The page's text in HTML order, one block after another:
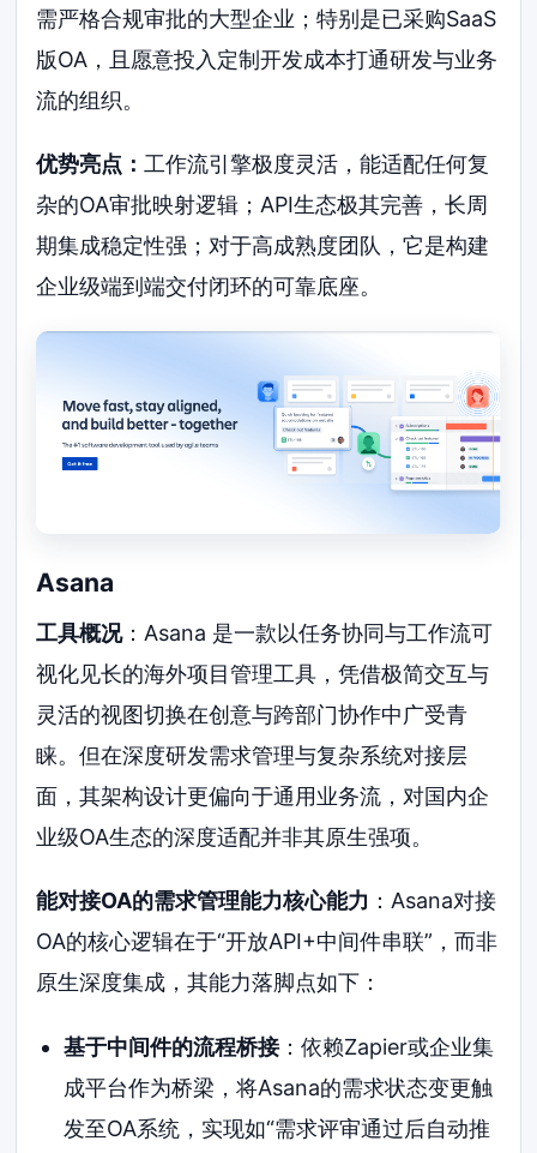
需严格合规审批的大型企业；特别是已采购SaaS
版OA，且愿意投入定制开发成本打通研发与业务
流的组织。
优势亮点：工作流引擎极度灵活，能适配任何复
杂的OA审批映射逻辑；API生态极其完善，长周
期集成稳定性强；对于高成熟度团队，它是构建
企业级端到端交付闭环的可靠底座。
Asana
工具概况：Asana 是一款以任务协同与工作流可
视化见长的海外项目管理工具，凭借极简交互与
灵活的视图切换在创意与跨部门协作中广受青
睐。但在深度研发需求管理与复杂系统对接层
面，其架构设计更偏向于通用业务流，对国内企
业级OA生态的深度适配并非其原生强项。
能对接OA的需求管理能力核心能力 ：Asana对接
OA的核心逻辑在于“开放API+中间件串联”，而非
原生深度集成，其能力落脚点如下：
基于中间件的流程桥接：依赖Zapier或企业集
成平台作为桥梁，将Asana的需求状态变更触
发至OA系统，实现如“需求评审通过后自动推